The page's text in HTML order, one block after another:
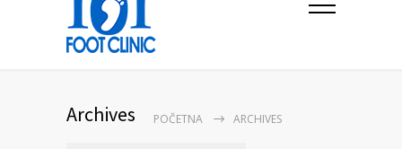
Archives POČETNA ARCHIVES